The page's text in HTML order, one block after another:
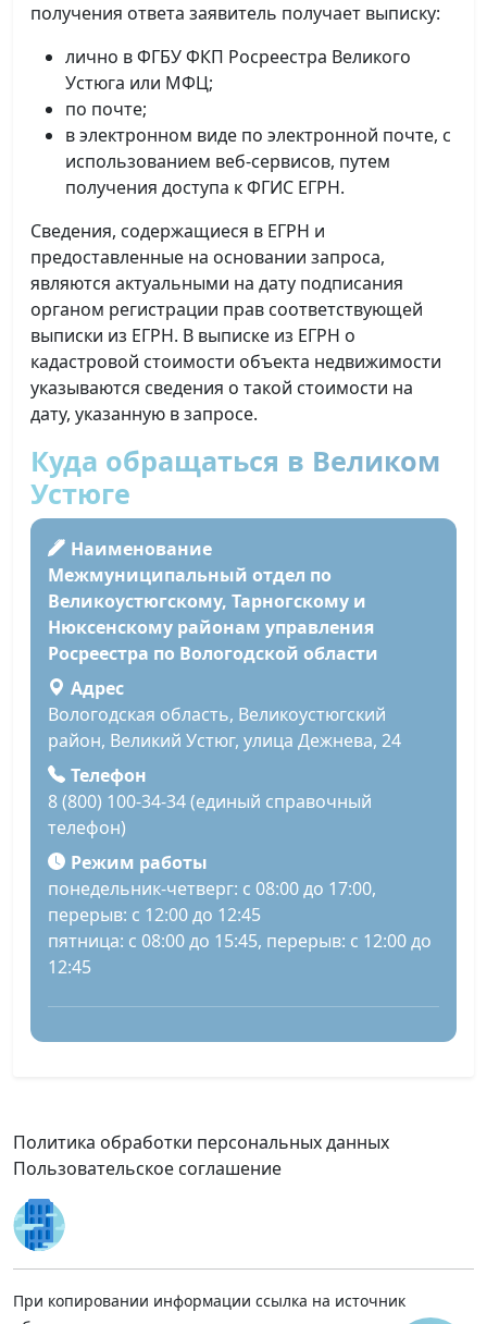
получения ответа заявитель получает выписку:
лично в ФГБУ ФКП Росреестра Великого
Устюга или МФЦ;
по почте;
в электронном виде по электронной почте, с
использованием веб-сервисов, путем
получения доступа к ФГИС ЕГРН.
Сведения, содержащиеся в ЕГРН и
предоставленные на основании запроса,
являются актуальными на дату подписания
органом регистрации прав соответствующей
выписки из ЕГРН. В выписке из ЕГРН о
кадастровой стоимости объекта недвижимости
указываются сведения о такой стоимости на
дату, указанную в запросе.
Куда обращаться в Великом
Устюге
Наименование
Межмуниципальный отдел по
Великоустюгскому, Тарногскому и
Нюксенскому районам управления
Росреестра по Вологодской области
Адрес
Вологодская область, Великоустюгский
район, Великий Устюг, улица Дежнева, 24
Телефон
8 (800) 100-34-34 (единый справочный
телефон)
Режим работы
понедельник-четверг: с 08:00 до 17:00,
перерыв: с 12:00 до 12:45
пятница: с 08:00 до 15:45, перерыв: с 12:00 до
12:45
Политика обработки персональных данных
Пользовательское соглашение
При копировании информации ссылка на источник